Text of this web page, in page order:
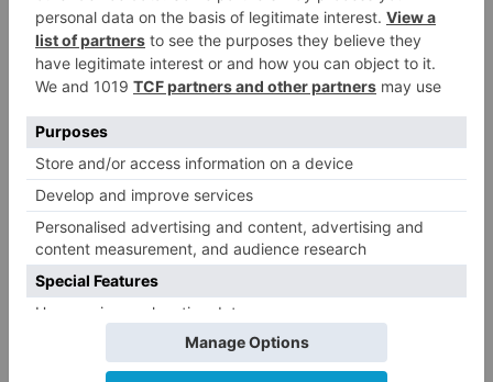
Para reforzar la figura del veterinario como
garante de salud pública, Carlos Núñez invita
tanto a todos los compañeros veterinarios, de
todas las especializadas, como al resto de
ciudadanos, a unirse a la manifestación del 17 de
noviembre, que comenzará en la plaza de Sol en
Madrid a las 12;00 horas, para así conseguir un
mejor servicio veterinario a la sociedad.